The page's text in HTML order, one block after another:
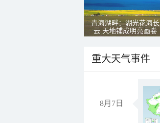
青海湖畔：湖光花海长
云 天地铺成明亮画卷
重大天气事件
8月7日